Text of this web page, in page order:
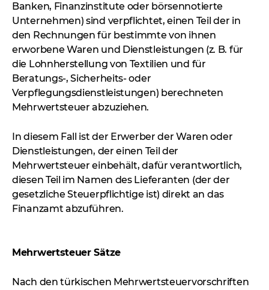
Banken, Finanzinstitute oder börsennotierte
Unternehmen) sind verpflichtet, einen Teil der in
den Rechnungen für bestimmte von ihnen
erworbene Waren und Dienstleistungen (z. B. für
die Lohnherstellung von Textilien und für
Beratungs-, Sicherheits- oder
Verpflegungsdienstleistungen) berechneten
Mehrwertsteuer abzuziehen.
In diesem Fall ist der Erwerber der Waren oder
Dienstleistungen, der einen Teil der
Mehrwertsteuer einbehält, dafür verantwortlich,
diesen Teil im Namen des Lieferanten (der der
gesetzliche Steuerpflichtige ist) direkt an das
Finanzamt abzuführen.
Mehrwertsteuer Sätze
Nach den türkischen Mehrwertsteuervorschriften